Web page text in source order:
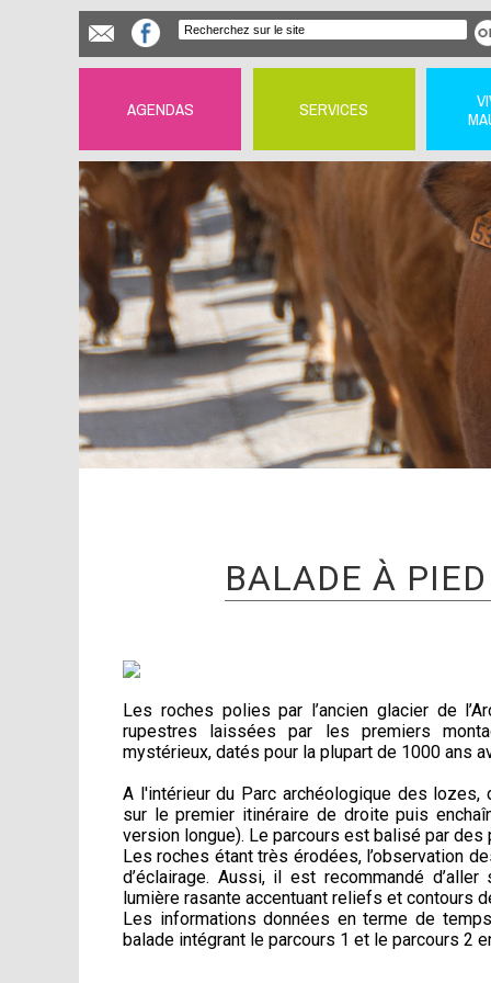
AGENDAS SERVICES
BALADE À
Les roches polies par l’ancien glacier de
rupestres laissées par les premiers
mystérieux, datés pour la plupart de 1000 ans
A l'intérieur du Parc archéologique des lozes,
sur le premier itinéraire de droite puis
version longue). Le parcours est balisé par
Les roches étant très érodées, l’observation
d’éclairage. Aussi, il est recommandé
lumière rasante accentuant reliefs et contours
Les informations données en terme de
balade intégrant le parcours 1 et le parcours 2